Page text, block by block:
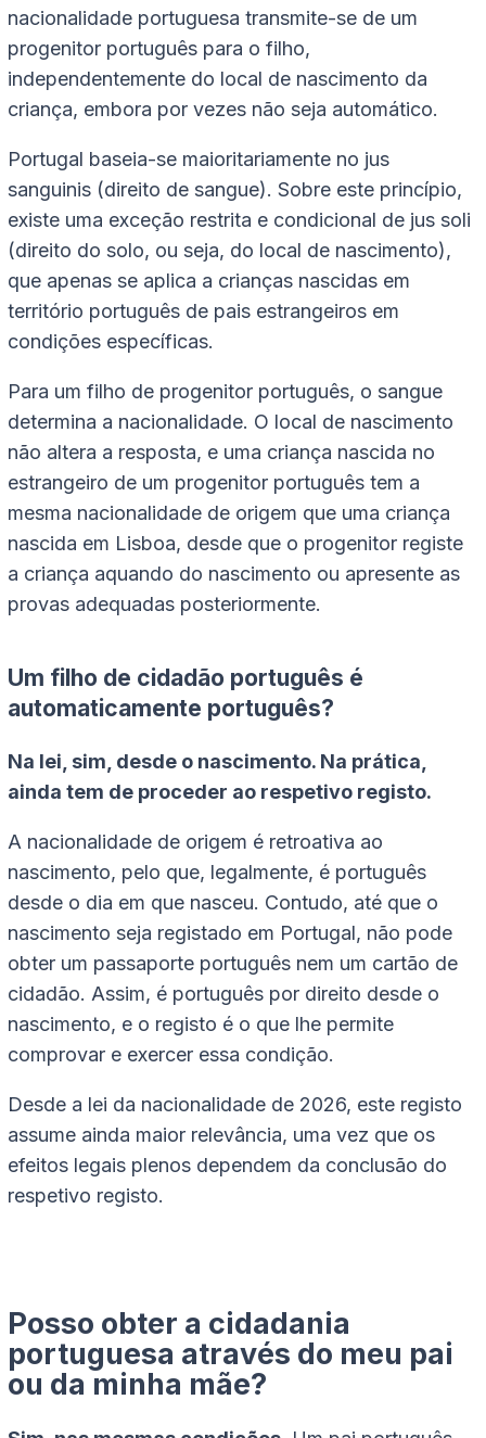
nacionalidade portuguesa transmite-se de um
progenitor português para o filho,
independentemente do local de nascimento da
criança, embora por vezes não seja automático.
Portugal baseia-se maioritariamente no jus
sanguinis (direito de sangue). Sobre este princípio,
existe uma exceção restrita e condicional de jus soli
(direito do solo, ou seja, do local de nascimento),
que apenas se aplica a crianças nascidas em
território português de pais estrangeiros em
condições específicas.
Para um filho de progenitor português, o sangue
determina a nacionalidade. O local de nascimento
não altera a resposta, e uma criança nascida no
estrangeiro de um progenitor português tem a
mesma nacionalidade de origem que uma criança
nascida em Lisboa, desde que o progenitor registe
a criança aquando do nascimento ou apresente as
provas adequadas posteriormente.
Um filho de cidadão português é
automaticamente português?
Na lei, sim, desde o nascimento. Na prática,
ainda tem de proceder ao respetivo registo.
A nacionalidade de origem é retroativa ao
nascimento, pelo que, legalmente, é português
desde o dia em que nasceu. Contudo, até que o
nascimento seja registado em Portugal, não pode
obter um passaporte português nem um cartão de
cidadão. Assim, é português por direito desde o
nascimento, e o registo é o que lhe permite
comprovar e exercer essa condição.
Desde a lei da nacionalidade de 2026, este registo
assume ainda maior relevância, uma vez que os
efeitos legais plenos dependem da conclusão do
respetivo registo.
Posso obter a cidadania
portuguesa através do meu pai
ou da minha mãe?